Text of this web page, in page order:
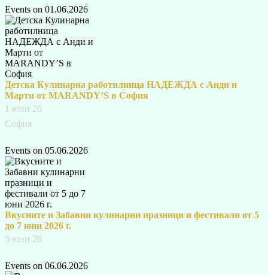
Events on 01.06.2026
Детска Кулинарна работилница НАДЕЖДА с Анди и
Марти от MARANDY’S в София
1 юни 26
София
Events on 05.06.2026
Вкусните и Забавни кулинарни празници и фестивали от 5
до 7 юни 2026 г.
5 юни 26
Events on 06.06.2026